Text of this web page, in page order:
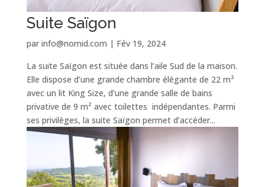
Suite Saïgon
par info@nomid.com | Fév 19, 2024
La suite Saïgon est située dans l’aile Sud de la maison.
Elle dispose d’une grande chambre élégante de 22 m²
avec un lit King Size, d’une grande salle de bains
privative de 9 m² avec toilettes indépendantes. Parmi
ses privilèges, la suite Saïgon permet d’accéder...